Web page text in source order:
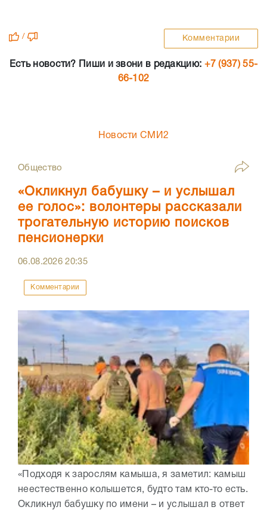
/ Комментарии
Есть новости? Пиши и звони в редакцию: +7 (937) 55-
66-102
Новости СМИ2
Общество
«Окликнул бабушку – и услышал
ее голос»: волонтеры рассказали
трогательную историю поисков
пенсионерки
06.08.202620:35
Комментарии
«Подходя к зарослям камыша, я заметил: камыш
неестественно колышется, будто там кто-то есть.
Окликнул бабушку по имени – и услышал в ответ